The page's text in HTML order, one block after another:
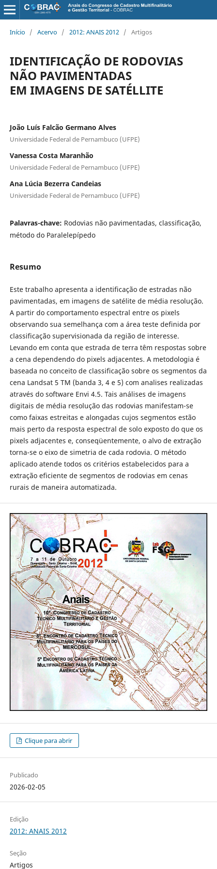
Início / Acervo / 2012: ANAIS 2012 / Artigos
IDENTIFICAÇÃO DE RODOVIAS
NÃO PAVIMENTADAS
EM IMAGENS DE SATÉLLITE
João Luís Falcão Germano Alves
Universidade Federal de Pernambuco (UFPE)
Vanessa Costa Maranhão
Universidade Federal de Pernambuco (UFPE)
Ana Lúcia Bezerra Candeias
Universidade Federal de Pernambuco (UFPE)
Palavras-chave: Rodovias não pavimentadas, classificação,
método do Paralelepípedo
Resumo
Este trabalho apresenta a identificação de estradas não
pavimentadas, em imagens de satélite de média resolução.
A partir do comportamento espectral entre os pixels
observando sua semelhança com a área teste definida por
classificação supervisionada da região de interesse.
Levando em conta que estrada de terra têm respostas sobre
a cena dependendo do pixels adjacentes. A metodologia é
baseada no conceito de classificação sobre os segmentos da
cena Landsat 5 TM (banda 3, 4 e 5) com analises realizadas
através do software Envi 4.5. Tais análises de imagens
digitais de média resolução das rodovias manifestam-se
como faixas estreitas e alongadas cujos segmentos estão
mais perto da resposta espectral de solo exposto do que os
pixels adjacentes e, conseqüentemente, o alvo de extração
torna-se o eixo de simetria de cada rodovia. O método
aplicado atende todos os critérios estabelecidos para a
extração eficiente de segmentos de rodovias em cenas
rurais de maneira automatizada.
Clique para abrir
Publicado
2026-02-05
Edição
2012: ANAIS 2012
Seção
Artigos